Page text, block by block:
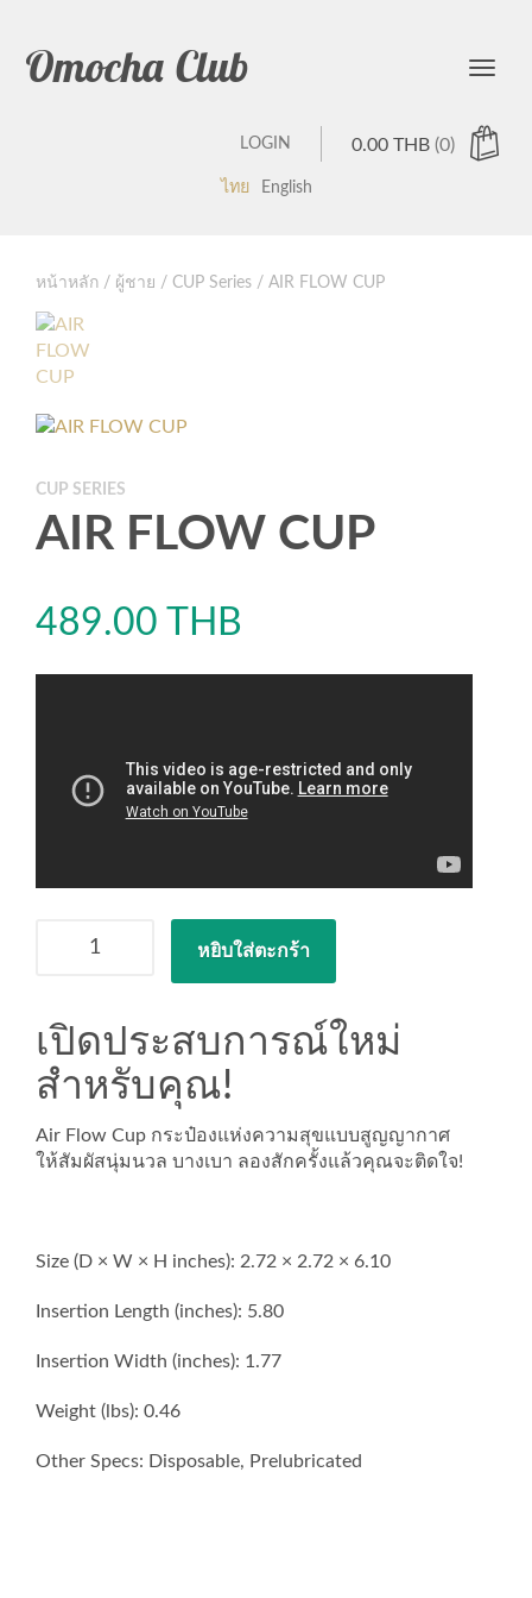
Omocha Club
0.00 THB (0)
LOGIN
ไทย English
หน้าหลัก / ผู้ชาย / CUP Series / AIR FLOW CUP
CUP SERIES
AIR FLOW CUP
489.00 THB
ชิ้น
หยิบใส่ตะกร้า
เปิดประสบการณ์ใหม่
สำหรับคุณ!
Air Flow Cup กระป๋องแห่งความสุขแบบสูญญากาศ
ให้สัมผัสนุ่มนวล บางเบา ลองสักครั้งแล้วคุณจะติดใจ!
Size (D × W × H inches): 2.72 × 2.72 × 6.10
Insertion Length (inches): 5.80
Insertion Width (inches): 1.77
Weight (lbs): 0.46
Other Specs: Disposable, Prelubricated